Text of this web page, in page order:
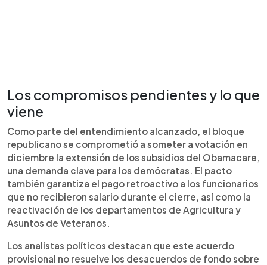
Los compromisos pendientes y lo que
viene
Como parte del entendimiento alcanzado, el bloque
republicano se comprometió a someter a votación en
diciembre la extensión de los subsidios del Obamacare,
una demanda clave para los demócratas. El pacto
también garantiza el pago retroactivo a los funcionarios
que no recibieron salario durante el cierre, así como la
reactivación de los departamentos de Agricultura y
Asuntos de Veteranos.
Los analistas políticos destacan que este acuerdo
provisional no resuelve los desacuerdos de fondo sobre